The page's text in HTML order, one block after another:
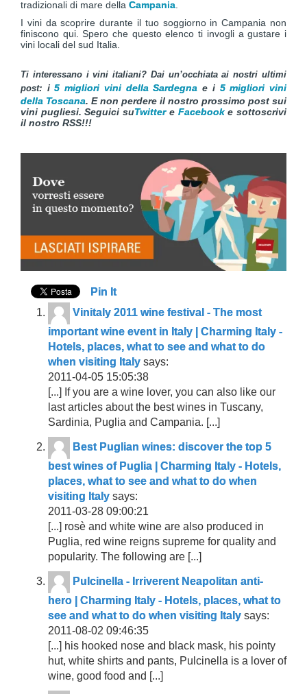
tradizionali di mare della Campania
I vini da scoprire durante il tuo soggiorno in Campania non
finiscono qui. Spero che questo elenco ti invogli a gustare i
vini locali del sud Italia.
Ti interessano i vini italiani? Dai un’occhiata ai nostri ultimi
post: i5 migliori vini della Sardegnae i 5 migliori vini
della Toscana. E non perdere il nostro prossimo post sui
vini pugliesi. Seguici suTwittere Facebooke sottoscrivi
il nostro RSS!!!
Pin It
Vinitaly 2011 wine festival - The most
important wine event in Italy | Charming Italy -
Hotels, places, what to see and what to do
when visiting Italy says:
2011-04-05 15:05:38
[...] If you are a wine lover, you can also like our
last articles about the best wines in Tuscany,
Sardinia, Puglia and Campania. [...]
Best Puglian wines: discover the top 5
best wines of Puglia | Charming Italy - Hotels,
places, what to see and what to do when
visiting Italy says:
2011-03-28 09:00:21
[...] rosè and white wine are also produced in
Puglia, red wine reigns supreme for quality and
popularity. The following are [...]
Pulcinella - Irriverent Neapolitan anti-
hero | Charming Italy - Hotels, places, what to
see and what to do when visiting Italy says:
2011-08-02 09:46:35
[...] his hooked nose and black mask, his pointy
hut, white shirts and pants, Pulcinella is a lover of
wine, good food and [...]